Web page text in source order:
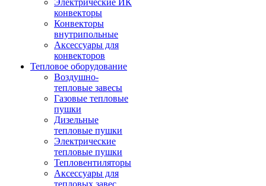
Электрические ИК
конвекторы
Конвекторы
внутрипольные
Аксессуары для
конвекторов
Тепловое оборудование
Воздушно-
тепловые завесы
Газовые тепловые
пушки
Дизельные
тепловые пушки
Электрические
тепловые пушки
Тепловентиляторы
Аксессуары для
тепловых завес